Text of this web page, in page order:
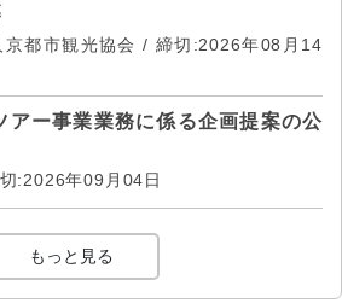
京都市観光協会 / 締切:2026年08月14
アー事業業務に係る企画提案の公
:2026年09月04日
もっと見る